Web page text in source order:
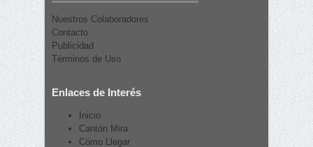
Nuestros Colaboradores
Contacto
Publicidad
Términos de Uso
Enlaces de Interés
Inicio
Cantón Mira
Cómo Llegar